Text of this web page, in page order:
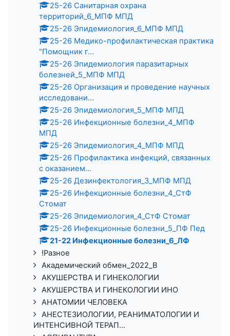
25-26 Санитарная охрана
территорий_6_МПФ МПД
25-26 Эпидемиология_6_МПФ МПД
25-26 Медико-профилактическая практика
"Помощник г...
25-26 Эпидемиология паразитарных
болезней_5_МПФ МПД
25-26 Организация и проведение научных
исследовани...
25-26 Эпидемиология_5_МПФ МПД
25-26 Инфекционные болезни_4_МПФ
МПД
25-26 Эпидемиология_4_МПФ МПД
25-26 Профилактика инфекций, связанных
с оказанием...
25-26 Дезинфектология_3_МПФ МПД
25-26 Инфекционные болезни_4_СтФ
Стомат
25-26 Эпидемиология_4_СтФ Стомат
25-26 Инфекционные болезни_5_ПФ Пед
21-22 Инфекционные болезни_6_ЛФ
!Разное
Академический обмен_2022_В
АКУШЕРСТВА И ГИНЕКОЛОГИИ
АКУШЕРСТВА И ГИНЕКОЛОГИИ ИНО
АНАТОМИИ ЧЕЛОВЕКА
АНЕСТЕЗИОЛОГИИ, РЕАНИМАТОЛОГИИ И
ИНТЕНСИВНОЙ ТЕРАП...